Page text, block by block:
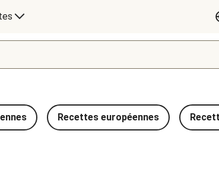
Recettes européennes